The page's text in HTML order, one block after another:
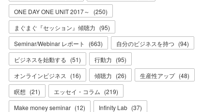
ONE DAY ONE UNIT 2017～
(250)
まぐまぐ『セッション』傾聴力 (95)
Seminar/Webinar レポート
(663) 自分のビジネスを持つ (94)
ビジネスを始動する (51) 行動力 (95)
オンラインビジネス
(16) 傾聴力 (26) 生産性アップ (48)
瞑想 (21) エッセイ・コラム (219)
Make money seminar (12) Infinity Lab (37)